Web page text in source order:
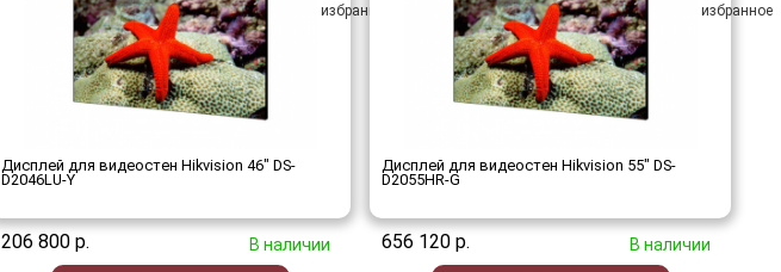
Дисплей для видеостен Hikvision 46" DS-
D2046LU-Y
206 800 р. В наличии
Дисплей для видеостен Hikvision 55" DS-
D2055HR-G
656 120 р. В наличии